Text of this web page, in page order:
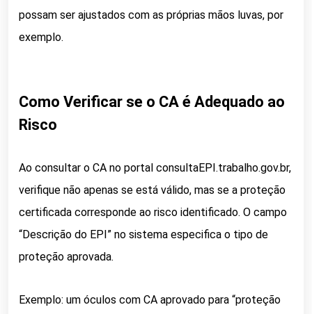
possam ser ajustados com as próprias mãos luvas, por
exemplo.
Como Verificar se o CA é Adequado ao
Risco
Ao consultar o CA no portal consultaEPI.trabalho.gov.br,
verifique não apenas se está válido, mas se a proteção
certificada corresponde ao risco identificado. O campo
“Descrição do EPI” no sistema especifica o tipo de
proteção aprovada.
Exemplo: um óculos com CA aprovado para “proteção